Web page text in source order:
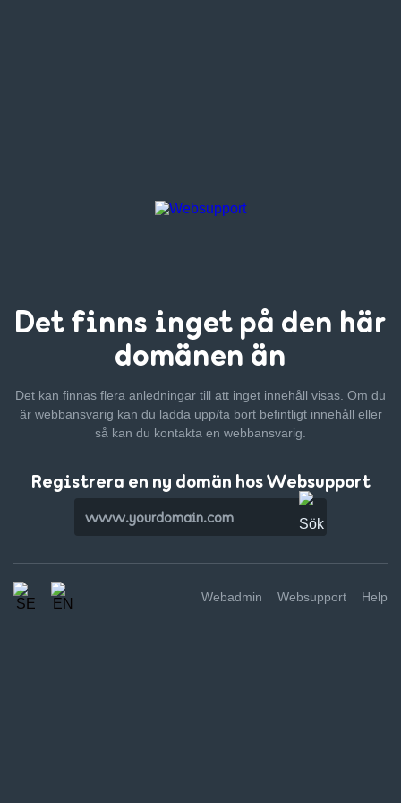
Det finns inget på den här
domänen än
Det kan finnas flera anledningar till att inget innehåll visas. Om du
är webbansvarig kan du ladda upp/ta bort befintligt innehåll eller
så kan du kontakta en webbansvarig.
Registrera en ny domän hos Websupport
Webadmin Websupport Help